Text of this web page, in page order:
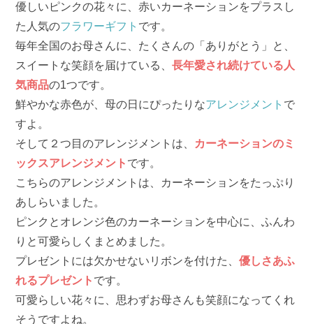
優しいピンクの花々に、赤いカーネーションをプラスし
た人気のフラワーギフト です。
毎年全国のお母さんに、たくさんの「ありがとう」と、
スイートな笑顔を届けている、長年愛され続けている人
気商品の1つです。
鮮やかな赤色が、母の日にぴったりなアレンジメント で
すよ。
そして２つ目のアレンジメントは、 カーネーションのミ
ックスアレンジメント です。
こちらのアレンジメントは、カーネーションをたっぷり
あしらいました。
ピンクとオレンジ色のカーネーションを中心に、ふんわ
りと可愛らしくまとめました。
プレゼントには欠かせないリボンを付けた、優しさあふ
れるプレゼント です。
可愛らしい花々に、思わずお母さんも笑顔になってくれ
そうですよね。